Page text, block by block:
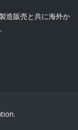
造販売と共に海外か